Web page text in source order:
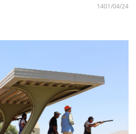
1401/04/24